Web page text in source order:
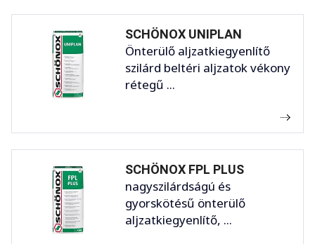
SCHÖNOX UNIPLAN
Önterülő aljzatkiegyenlítő
szilárd beltéri aljzatok vékony
rétegű ...
SCHÖNOX FPL PLUS
nagyszilárdságú és
gyorskötésű önterülő
aljzatkiegyenlítő, ...